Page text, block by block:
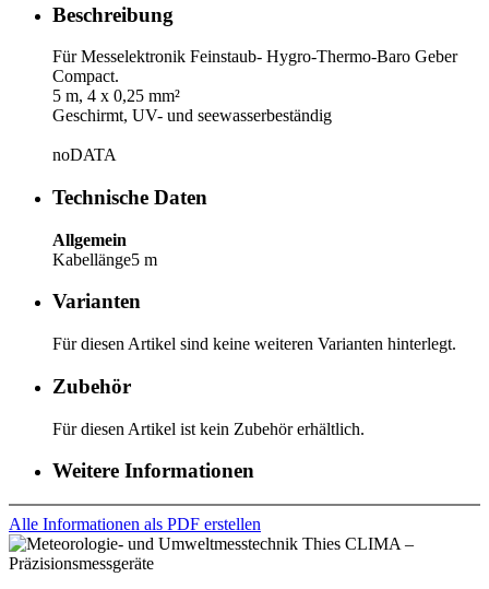
Beschreibung
Für Messelektronik Feinstaub- Hygro-Thermo-Baro Geber
Compact.
5 m, 4 x 0,25 mm²
Geschirmt, UV- und seewasserbeständig
noDATA
Technische Daten
Allgemein
Kabellänge5 m
Varianten
Für diesen Artikel sind keine weiteren Varianten hinterlegt.
Zubehör
Für diesen Artikel ist kein Zubehör erhältlich.
Weitere Informationen
Alle Informationen als PDF erstellen